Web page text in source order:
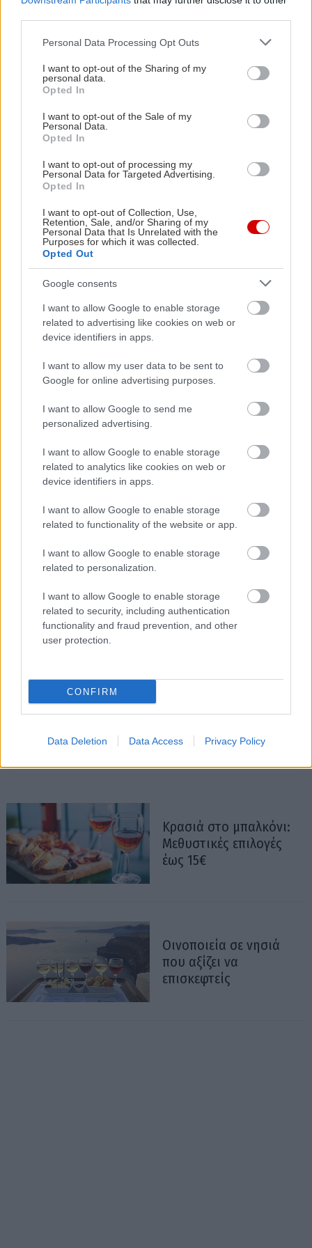
Please note that this website/app uses one or more Google
not limited to your visit or usage behaviour. You may click to
grant or deny consent to Google and its third-party tags to
use your data for below specified purposes in below Google
consent section.
Personal Data Processing Opt Outs
I want to opt-out of the Sharing of my
personal data.
Opted In
I want to opt-out of the Sale of my
Personal Data.
Opted In
I want to opt-out of processing my
Personal Data for Targeted Advertising.
Opted In
I want to opt-out of Collection, Use,
Retention, Sale, and/or Sharing of my
Personal Data that Is Unrelated with the
Purposes for which it was collected.
Opted Out
Google consents
I want to allow Google to enable storage
related to advertising like cookies on web or
device identifiers in apps.
I want to allow my user data to be sent to
Google for online advertising purposes.
I want to allow Google to send me
personalized advertising.
I want to allow Google to enable storage
related to analytics like cookies on web or
device identifiers in apps.
I want to allow Google to enable storage
related to functionality of the website or app.
I want to allow Google to enable storage
related to personalization.
I want to allow Google to enable storage
related to security, including authentication
functionality and fraud prevention, and other
user protection.
CONFIRM
Data Deletion Data Access Privacy Policy
Festival: Ραντεβού με τα
Στο Φεστιβάλ
Οινοξένεια θα ακούσεις
άριες, θα δεις σινεμά και
θα πιείς και το κρασί
ποιοτικά λευκά κρασιά
που πρέπει να
«Γυναίκα 2023 – Τώρα
γένους θηλυκού
Κρασιά στο μπαλκόνι:
Μεθυστικές επιλογές
έως 15€
Οινοποιεία σε νησιά
που αξίζει να
επισκεφτείς